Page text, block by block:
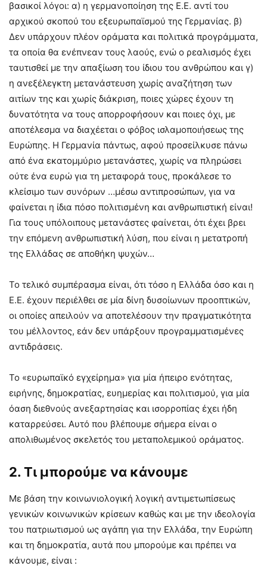
βασικοί λόγοι: α) η γερμανοποίηση της Ε.Ε. αντί του
αρχικού σκοπού του εξευρωπαϊσμού της Γερμανίας. β)
Δεν υπάρχουν πλέον οράματα και πολιτικά προγράμματα,
τα οποία θα ενέπνεαν τους λαούς, ενώ ο ρεαλισμός έχει
ταυτισθεί με την απαξίωση του ίδιου του ανθρώπου και γ)
η ανεξέλεγκτη μετανάστευση χωρίς αναζήτηση των
αιτίων της και χωρίς διάκριση, ποιες χώρες έχουν τη
δυνατότητα να τους απορροφήσουν και ποιες όχι, με
αποτέλεσμα να διαχέεται ο φόβος ισλαμοποιήσεως της
Ευρώπης. Η Γερμανία πάντως, αφού προσείλκυσε πάνω
από ένα εκατομμύριο μετανάστες, χωρίς να πληρώσει
ούτε ένα ευρώ για τη μεταφορά τους, προκάλεσε το
κλείσιμο των συνόρων …μέσω αντιπροσώπων, για να
φαίνεται η ίδια πόσο πολιτισμένη και ανθρωπιστική είναι!
Για τους υπόλοιπους μετανάστες φαίνεται, ότι έχει βρει
την επόμενη ανθρωπιστική λύση, που είναι η μετατροπή
της Ελλάδας σε αποθήκη ψυχών…
Το τελικό συμπέρασμα είναι, ότι τόσο η Ελλάδα όσο και η
Ε.Ε. έχουν περιέλθει σε μία δίνη δυσοίωνων προοπτικών,
οι οποίες απειλούν να αποτελέσουν την πραγματικότητα
του μέλλοντος, εάν δεν υπάρξουν προγραμματισμένες
αντιδράσεις.
Το «ευρωπαϊκό εγχείρημα» για μία ήπειρο ενότητας,
ειρήνης, δημοκρατίας, ευημερίας και πολιτισμού, για μία
όαση διεθνούς ανεξαρτησίας και ισορροπίας έχει ήδη
καταρρεύσει. Αυτό που βλέπουμε σήμερα είναι ο
απολιθωμένος σκελετός του μεταπολεμικού οράματος.
2. Τι μπορούμε να κάνουμε
Με βάση την κοινωνιολογική λογική αντιμετωπίσεως
γενικών κοινωνικών κρίσεων καθώς και με την ιδεολογία
του πατριωτισμού ως αγάπη για την Ελλάδα, την Ευρώπη
και τη δημοκρατία, αυτά που μπορούμε και πρέπει να
κάνουμε, είναι :